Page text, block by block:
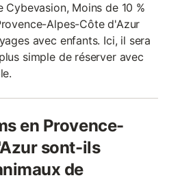
Cybevasion, Moins de 10 %
Alpes-Côte d'Azur
avec enfants. Ici, il sera
simple de réserver avec
en Provence-
sont-ils
de